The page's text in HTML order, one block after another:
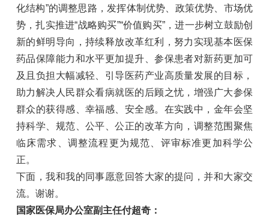
化结构”的调整思路，发挥体制优势、政策优势、市场优
势，扎实推进“战略购买”“价值购买”，进一步树立鼓励创
新的鲜明导向，持续释放改革红利，努力实现基本医保
药品保障能力和水平更加提升、参保患者对新药更加可
及且负担大幅减轻、引导医药产业高质量发展的目标，
助力解决人民群众看病就医的后顾之忧，增强广大参保
群众的获得感、幸福感、安全感。在实践中，金年会坚
持科学、规范、公平、公正的改革方向，调整范围聚焦
临床需求、调整流程更为规范、评审标准更加科学公
正。
下面，我和我的同事愿意回答大家的提问，并和大家交
流。谢谢。
国家医保局办公室副主任付超奇：